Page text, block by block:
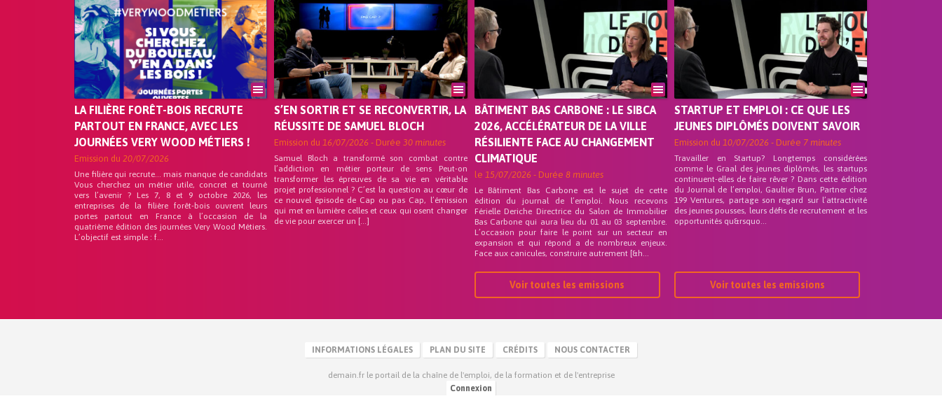
LA FILIÈRE FORÊT-BOIS RECRUTE
PARTOUT EN FRANCE, AVEC LES
JOURNÉES VERY WOOD MÉTIERS !
Emission du 20/07/2026
Une filière qui recrute… mais manque de candidats
Vous cherchez un métier utile, concret et tourné
vers l’avenir ? Les 7, 8 et 9 octobre 2026, les
entreprises de la filière forêt-bois ouvrent leurs
portes partout en France à l’occasion de la
quatrième édition des journées Very Wood Métiers.
L’objectif est simple : f...
S’EN SORTIR ET SE RECONVERTIR, LA
RÉUSSITE DE SAMUEL BLOCH
Emission du16/07/2026 - Durée30 minutes
Samuel Bloch a transformé son combat contre
l’addiction en métier porteur de sens Peut-on
transformer les épreuves de sa vie en véritable
projet professionnel ? C’est la question au cœur de
ce nouvel épisode de Cap ou pas Cap, l’émission
qui met en lumière celles et ceux qui osent changer
de vie pour exercer un […]
BÂTIMENT BAS CARBONE : LE SIBCA
2026, ACCÉLÉRATEUR DE LA VILLE
RÉSILIENTE FACE AU CHANGEMENT
CLIMATIQUE
le 15/07/2026 - Durée 8 minutes
Le Bâtiment Bas Carbone est le sujet de cette
édition du journal de l’emploi. Nous recevons
Férielle Deriche Directrice du Salon de Immobilier
Bas Carbone qui aura lieu du 01 au 03 septembre.
L’occasion pour faire le point sur un secteur en
expansion et qui répond a de nombreux enjeux.
Face aux canicules, construire autrement [&h...
Voir toutes les emissions
STARTUP ET EMPLOI : CE QUE LES
JEUNES DIPLÔMÉS DOIVENT SAVOIR
Emission du 10/07/2026 - Durée 7 minutes
Travailler en Startup? Longtemps considérées
comme le Graal des jeunes diplômés, les startups
continuent-elles de faire rêver ? Dans cette édition
du Journal de l’emploi, Gaultier Brun, Partner chez
199 Ventures, partage son regard sur l’attractivité
des jeunes pousses, leurs défis de recrutement et les
opportunités qu&rsquo...
Voir toutes les emissions
INFORMATIONS LÉGALES PLAN DU SITE CRÉDITS NOUS CONTACTER
demain.fr le portail de la chaîne de l'emploi, de la formation et de l'entreprise
Connexion